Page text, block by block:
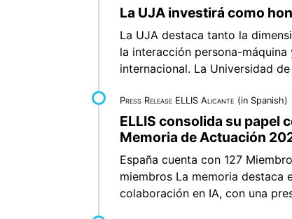
La UJA investirá como
La UJA destaca tanto la
la interacción persona-
internacional. La Universidad de
Press Release ELLIS Alicante (in Spanish)
ELLIS consolida su papel
Memoria de Actuación
España cuenta con 127
miembros La memoria destaca
colaboración en IA, con una